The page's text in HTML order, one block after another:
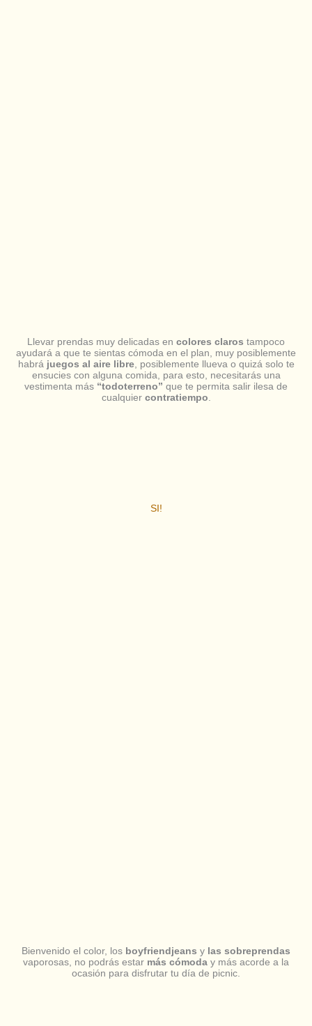
Llevar prendas muy delicadas en colores claros tampoco
ayudará a que te sientas cómoda en el plan, muy posiblemente
habrá juegos al aire libre, posiblemente llueva o quizá solo te
ensucies con alguna comida, para esto, necesitarás una
vestimenta más “todoterreno” que te permita salir ilesa de
cualquier contratiempo
SI!
Bienvenido el color, los boyfriendjeans y las sobreprendas
vaporosas, no podrás estar más cómoda y más acorde a la
ocasión para disfrutar tu día de picnic.